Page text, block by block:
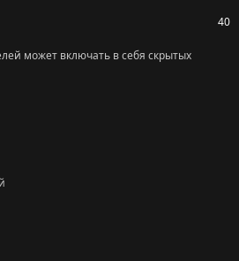
40
может включать в себя скрытых